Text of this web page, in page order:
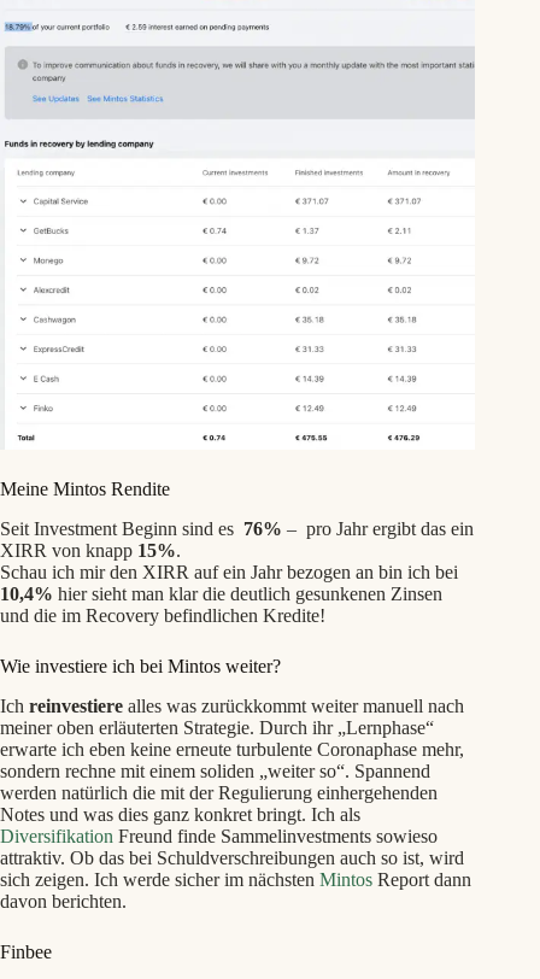
Meine Mintos Rendite
Seit Investment Beginn sind es 76% – pro Jahr ergibt das ein
XIRR von knapp 15%.
Schau ich mir den XIRR auf ein Jahr bezogen an bin ich bei
10,4% hier sieht man klar die deutlich gesunkenen Zinsen
und die im Recovery befindlichen Kredite!
Wie investiere ich bei Mintos weiter?
Ich reinvestiere alles was zurückkommt weiter manuell nach
meiner oben erläuterten Strategie. Durch ihr „Lernphase“
erwarte ich eben keine erneute turbulente Coronaphase mehr,
sondern rechne mit einem soliden „weiter so“. Spannend
werden natürlich die mit der Regulierung einhergehenden
Notes und was dies ganz konkret bringt. Ich als
Diversifikation Freund finde Sammelinvestments sowieso
attraktiv. Ob das bei Schuldverschreibungen auch so ist, wird
sich zeigen. Ich werde sicher im nächsten Mintos Report dann
davon berichten.
Finbee